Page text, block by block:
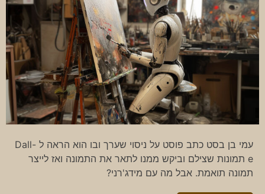
עמי בן בסט כתב פוסט על ניסוי שערך ובו הוא הראה ל Dall-
e תמונות שצילם וביקש ממנו לתאר את התמונה ואז לייצר
תמונה תואמת. אבל מה עם מידג'רני?